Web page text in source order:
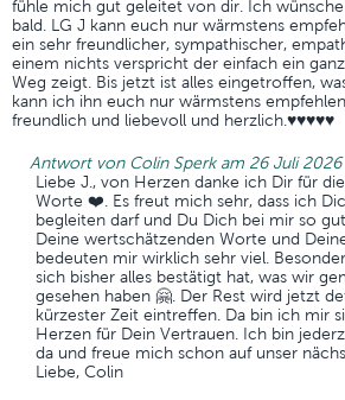
fühle mich gut geleitet von dir. Ich wünsche
bald. LG J kann euch nur wärmstens
ein sehr freundlicher, sympathischer,
einem nichts verspricht der einfach ein
Weg zeigt. Bis jetzt ist alles eingetroffen,
kann ich ihn euch nur wärmstens
freundlich und liebevoll und herzlich.♥️♥️♥️♥️♥️
Antwort von Colin Sperk am 26 Juli 2026
Liebe J., von Herzen danke ich Dir für
Worte ❤️. Es freut mich sehr, dass ich
begleiten darf und Du Dich bei mir so
Deine wertschätzenden Worte und
bedeuten mir wirklich sehr viel.
sich bisher alles bestätigt hat, was wir
gesehen haben 🤗. Der Rest wird jetzt
kürzester Zeit eintreffen. Da bin ich mir
Herzen für Dein Vertrauen. Ich bin
da und freue mich schon auf unser
Liebe, Colin